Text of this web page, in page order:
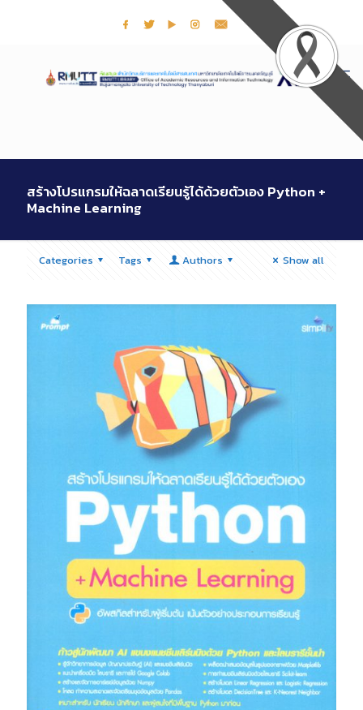
สร้างโปรแกรมให้ฉลาดเรียนรู้ได้ด้วยตัวเอง Python +
Machine Learning
Categories Tags Authors Show all